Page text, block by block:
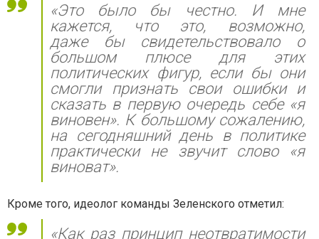
«Это было бы честно. И мне
кажется, что это, возможно,
даже бы свидетельствовало о
большом плюсе для этих
политических фигур, если бы они
смогли признать свои ошибки и
сказать в первую очередь себе «я
виновен». К большому сожалению,
на сегодняшний день в политике
практически не звучит слово «я
виноват».
Кроме того, идеолог команды Зеленского отметил:
«Как раз принцип неотвратимости